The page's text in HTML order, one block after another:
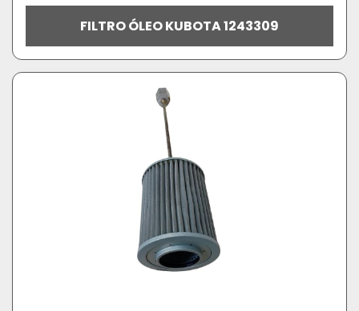
FILTRO ÓLEO KUBOTA 1243309